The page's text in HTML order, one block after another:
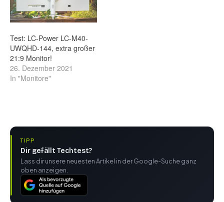
Test: LC-Power LC-M40-
UWQHD-144, extra großer
21:9 Monitor!
26. Dezember 2021
In "Monitore"
TIPP
Dir gefällt Techtest?
Lass dir unsere neuesten Artikel in der Google-Suche ganz
oben anzeigen.